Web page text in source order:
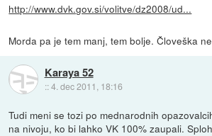
http://www.dvk.gov.si/volitve/dz2008/ud...
Morda pa je tem manj, tem bolje. Človeška
Karaya 52
::4. dec 2011, 18:16
Tudi meni se tozi po mednarodnih
na nivoju, ko bi lahko VK 100% zaupali.